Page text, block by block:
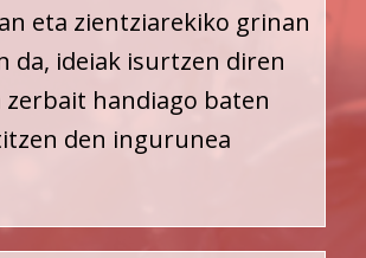
eta zientziarekiko grinan
da, ideiak isurtzen diren
zerbait handiago baten
den ingurunea